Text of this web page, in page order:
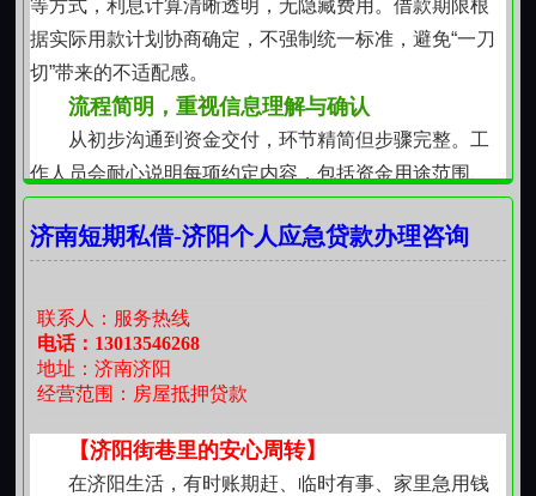
的理解与珍视。
【借得安心，还得从容】
在济南这座讲求实在与温度的城市里，资金往来不
该是冷冰冰的数字交换，而应成为彼此支撑的一段可靠
联结。我们不做快进快出的过客，只做值得托付一段路
的同行者。每一笔协助，都始于具体需求，成于坦诚沟
通，落于平稳落地。当资金流动有了温度与分寸，生活
中的难处，便多了一种被接住的方式。
等方式，利息计算清晰透明，无隐藏费用。借款期限根
据实际用款计划协商确定，不强制统一标准，避免“一刀
切”带来的不适配感。
流程简明，重视信息理解与确认
从初步沟通到资金交付，环节精简但步骤完整。工
作人员会耐心说明每项约定内容，包括资金用途范围、
息以书面形式明确呈现，确保申请人充分知悉、自主判
款。
尊重个体差异，强调责任共担
每位申请人的财务背景、收入结构与家庭情况各不
相同。我们不以单一维度评判信用，而是结合其现实稳
定性、过往履约表现及当前实际负担能力综合考量。同
时，也期待申请人秉持诚实原则，如实陈述自身经济状
济南短期私借-济阳个人应急贷款办理咨询
联系人：服务热线
电话：13013546268
地址：济南济阳
经营范围：房屋抵押贷款
【济阳街巷里的安心周转】
在济阳生活，有时账期赶、临时有事、家里急用钱